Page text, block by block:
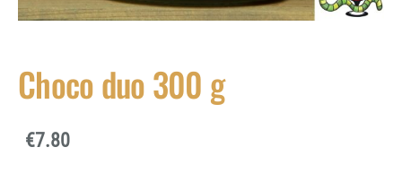
Choco duo 300 g
€7.80